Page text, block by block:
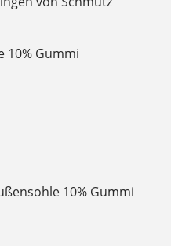
10% Gummi
10% Gummi